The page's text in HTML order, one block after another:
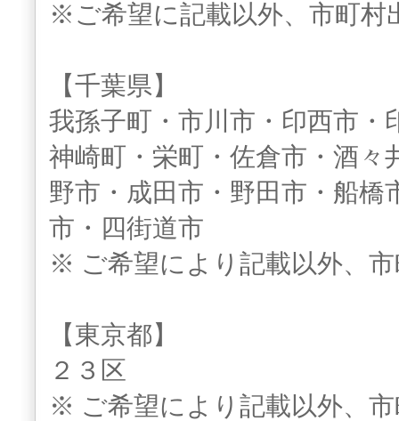
※ご希望に記載以外、市町村
【千葉県】
我孫子町・市川市・印西市・
神崎町・栄町・佐倉市・酒々
野市・成田市・野田市・船橋
市・四街道市
※ ご希望により記載以外、
【東京都】
２３区
※ ご希望により記載以外、